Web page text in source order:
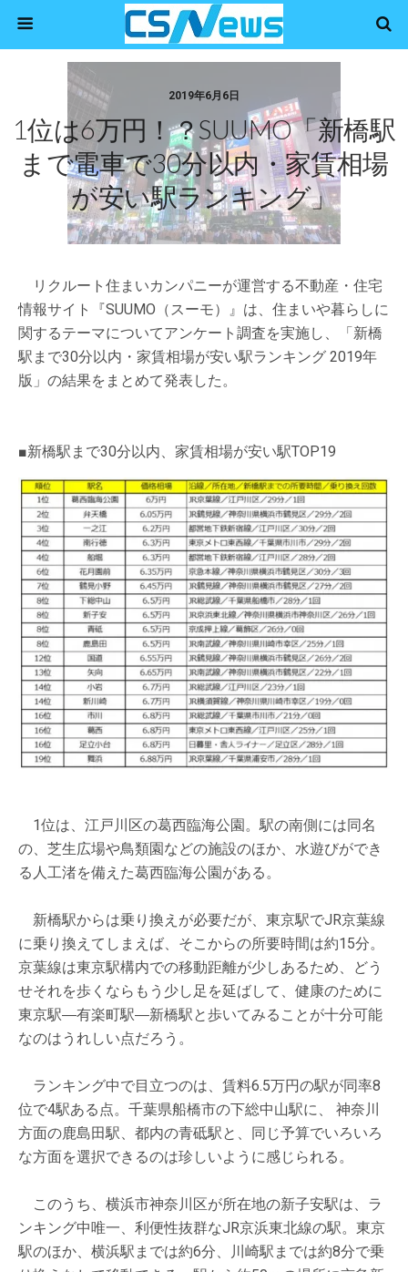
2019年6月6日
1位は6万円！？SUUMO「新橋駅
まで電車で30分以内・家賃相場
が安い駅ランキング」
リクルート住まいカンパニーが運営する不動産・住宅
情報サイト『SUUMO（スーモ）』は、住まいや暮らしに
関するテーマについてアンケート調査を実施し、「新橋
駅まで30分以内・家賃相場が安い駅ランキング 2019年
版」の結果をまとめて発表した。
■新橋駅まで30分以内、家賃相場が安い駅TOP19
1位は、江戸川区の葛西臨海公園。駅の南側には同名
の、芝生広場や鳥類園などの施設のほか、水遊びができ
る人工渚を備えた葛西臨海公園がある。
新橋駅からは乗り換えが必要だが、東京駅でJR京葉線
に乗り換えてしまえば、そこからの所要時間は約15分。
京葉線は東京駅構内での移動距離が少しあるため、どう
せそれを歩くならもう少し足を延ばして、健康のために
東京駅―有楽町駅―新橋駅と歩いてみることが十分可能
なのはうれしい点だろう。
ランキング中で目立つのは、賃料6.5万円の駅が同率8
位で4駅ある点。千葉県船橋市の下総中山駅に、 神奈川
方面の鹿島田駅、都内の青砥駅と、同じ予算でいろいろ
な方面を選択できるのは珍しいように感じられる。
このうち、横浜市神奈川区が所在地の新子安駅は、ラ
ンキング中唯一、利便性抜群なJR京浜東北線の駅。東京
駅のほか、横浜駅までは約6分、川崎駅までは約8分で乗